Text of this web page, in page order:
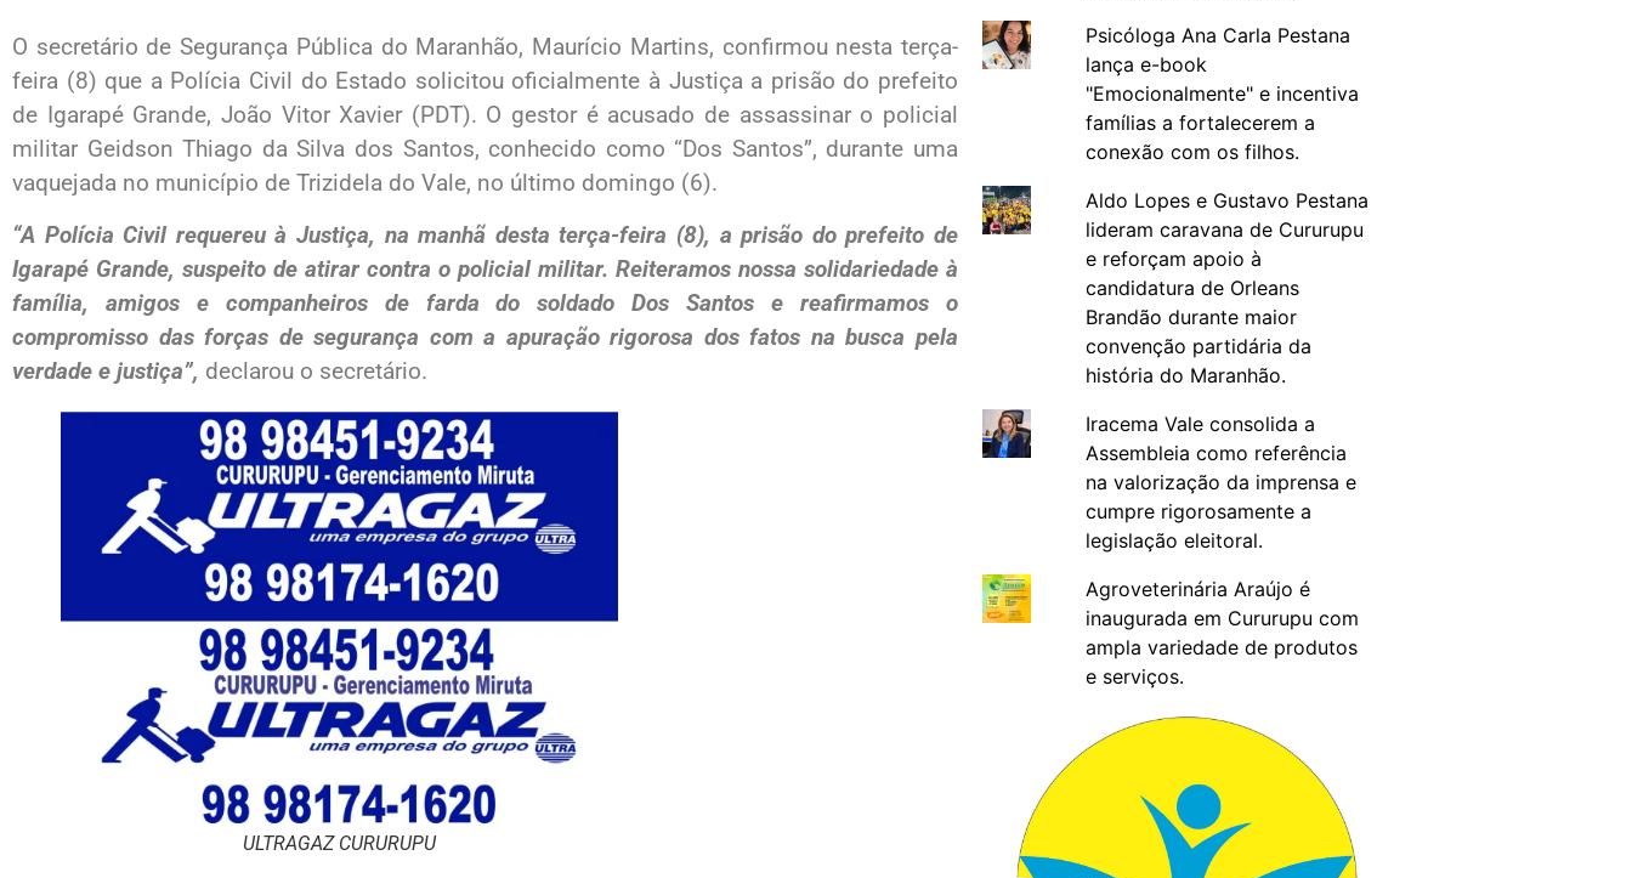
O secretário de Segurança Pública do Maranhão, Maurício Martins, confirmou nesta terça-
feira (8) que a Polícia Civil do Estado solicitou oficialmente à Justiça a prisão do prefeito
de Igarapé Grande, João Vitor Xavier (PDT). O gestor é acusado de assassinar o policial
militar Geidson Thiago da Silva dos Santos, conhecido como “Dos Santos”, durante uma
vaquejada no município de Trizidela do Vale, no último domingo (6).
“A Polícia Civil requereu à Justiça, na manhã desta terça-feira (8), a prisão do prefeito de
Igarapé Grande, suspeito de atirar contra o policial militar. Reiteramos nossa solidariedade à
família, amigos e companheiros de farda do soldado Dos Santos e reafirmamos o
compromisso das forças de segurança com a apuração rigorosa dos fatos na busca pela
verdade e justiça”, declarou o secretário.
ULTRAGAZ CURURUPU
Psicóloga Ana Carla Pestana
lança e-book
"Emocionalmente" e incentiva
famílias a fortalecerem a
conexão com os filhos.
Aldo Lopes e Gustavo Pestana
lideram caravana de Cururupu
e reforçam apoio à
candidatura de Orleans
Brandão durante maior
convenção partidária da
história do Maranhão.
Iracema Vale consolida a
Assembleia como referência
na valorização da imprensa e
cumpre rigorosamente a
legislação eleitoral.
Agroveterinária Araújo é
inaugurada em Cururupu com
ampla variedade de produtos
e serviços.